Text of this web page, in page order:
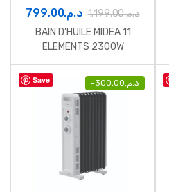
د.م.799,00 د.م.1.199,00
BAIN D’HUILE MIDEA 11
ELEMENTS 2300W
Save - د.م. 300,00